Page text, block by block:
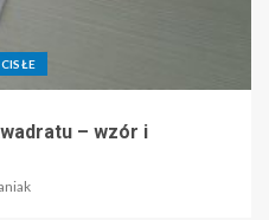
– wzór i